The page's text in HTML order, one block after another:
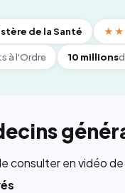
de la Santé
à l'Ordre 10 millions
consulter en vidéo de